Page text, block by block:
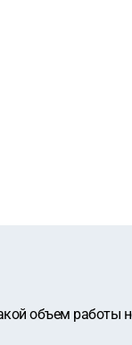
объем работы